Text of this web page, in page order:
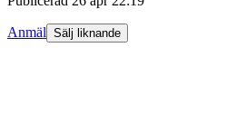
Anmäl Sälj liknande